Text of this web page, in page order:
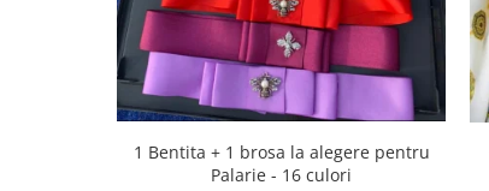
1 Bentita + 1 brosa la alegere pentru
Palarie - 16 culori